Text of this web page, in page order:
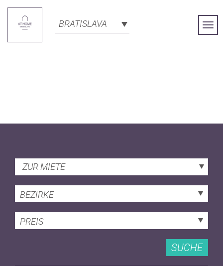
BRATISLAVA
ZUR MIETE
BEZIRKE
PREIS
SUCHE